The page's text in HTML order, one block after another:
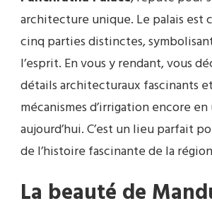
architecture unique. Le palais est
cinq parties distinctes,
l’esprit. En vous y rendant, vous
détails architecturaux fascinants
mécanismes d’irrigation encore en
aujourd’hui. C’est un lieu parfait
de l’histoire fascinante de la
La beauté de